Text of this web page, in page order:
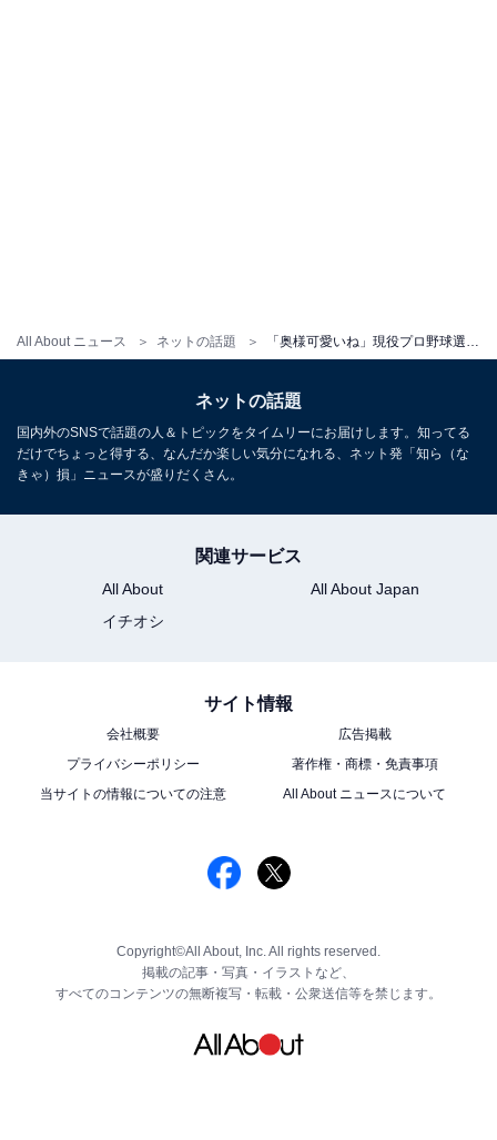
All About ニュース ネットの話題
ネットの話題
国内外のSNSで話題の人＆トピックをタイムリーにお届けします。知ってる
だけでちょっと得する、なんだか楽しい気分になれる、ネット発「知ら（な
きゃ）損」ニュースが盛りだくさん。
関連サービス
All About
All About Japan
イチオシ
サイト情報
会社概要
広告掲載
プライバシーポリシー
著作権・商標・免責事項
当サイトの情報についての注意
All About ニュースについて
Copyright©All About, Inc. All rights reserved.
掲載の記事・写真・イラストなど、
すべてのコンテンツの無断複写・転載・公衆送信等を禁じます。